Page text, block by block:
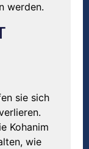
werden.
sie sich
Kohanim
wie